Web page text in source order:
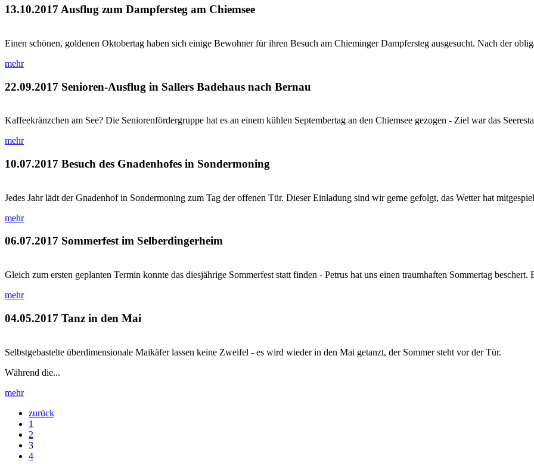
13.10.2017 Ausflug zum Dampfersteg am Chiemsee
Einen schönen, goldenen Oktobertag haben sich einige Bewohner für ihren Besuch am Chieminger Dampfersteg ausgesucht. Nach der
mehr
22.09.2017 Senioren-Ausflug in Sallers Badehaus nach Bernau
Kaffeekränzchen am See? Die Seniorenfördergruppe hat es an einem kühlen Septembertag an den Chiemsee gezogen - Ziel war das
mehr
10.07.2017 Besuch des Gnadenhofes in Sondermoning
Jedes Jahr lädt der Gnadenhof in Sondermoning zum Tag der offenen Tür. Dieser Einladung sind wir gerne gefolgt, das Wetter hat
mehr
06.07.2017 Sommerfest im Selberdingerheim
Gleich zum ersten geplanten Termin konnte das diesjährige Sommerfest statt finden - Petrus hat uns einen traumhaften Sommertag beschert.
mehr
04.05.2017 Tanz in den Mai
Selbstgebastelte überdimensionale Maikäfer lassen keine Zweifel - es wird wieder in den Mai getanzt, der Sommer steht vor der Tür.
Während die...
mehr
zurück
1
2
3
4